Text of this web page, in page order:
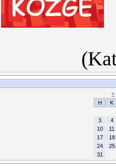
«
H
K
3
4
10
11
17
18
24
25
31